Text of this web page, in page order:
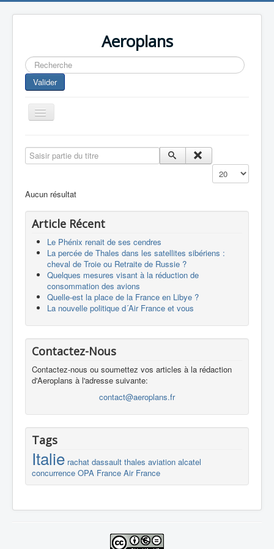
Aeroplans
Rechercher
Valider
Toggle
Navigation
Aviation Commerciale
Europespace
Drones
Saisir partie du titre
Affichage #
Aucun résultat
Article Récent
Le Phénix renait de ses cendres
La percée de Thales dans les satellites sibériens :
cheval de Troie ou Retraite de Russie ?
Quelques mesures visant à la réduction de
consommation des avions
Quelle-est la place de la France en Libye ?
La nouvelle politique d´Air France et vous
Contactez-Nous
Contactez-nous ou soumettez vos articles à la rédaction
d'Aeroplans à l'adresse suivante:
contact@aeroplans.fr
Tags
Italie rachat dassault thales aviation alcatel
concurrence OPA France Air France